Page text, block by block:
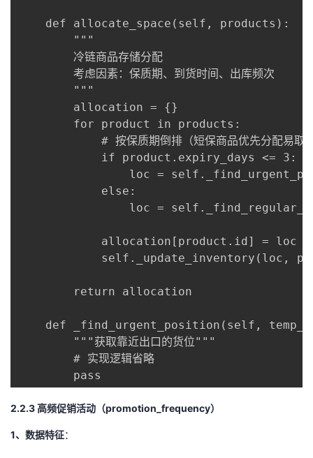
    def allocate_space(self, products):
        """
        冷链商品存储分配
        考虑因素：保质期、到货时间、出库频次
        """
        allocation = {}
        for product in products:
# 按保质期倒排（短保商品优先分配易取
            if product.expiry_days <= 3:
loc =
            else:
loc =
            allocation[product.id] = loc
self._update_inventory(loc,
        return allocation
def _find_urgent_position(self,
        """获取靠近出口的货位"""
        # 实现逻辑省略
        pass
2.2.3 高频促销活动（promotion_frequency）
1、数据特征：